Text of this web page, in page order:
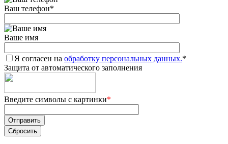
Ваш телефон*
Ваше имя
Я согласен на обработку персональных данных.*
Защита от автоматического заполнения
Введите символы с картинки*